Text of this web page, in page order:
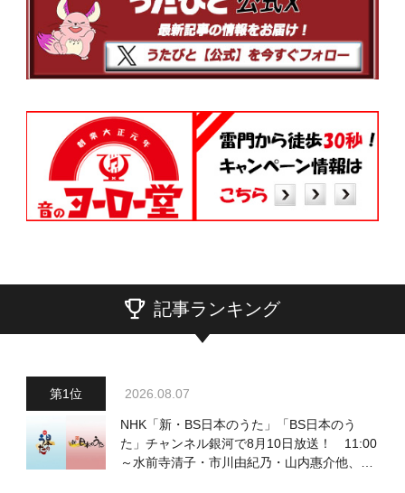
記事ランキング
2026.08.07
NHK「新・BS日本のうた」「BS日本のう
た」チャンネル銀河で8月10日放送！ 11:00
～水前寺清子・市川由紀乃・山内惠介他、